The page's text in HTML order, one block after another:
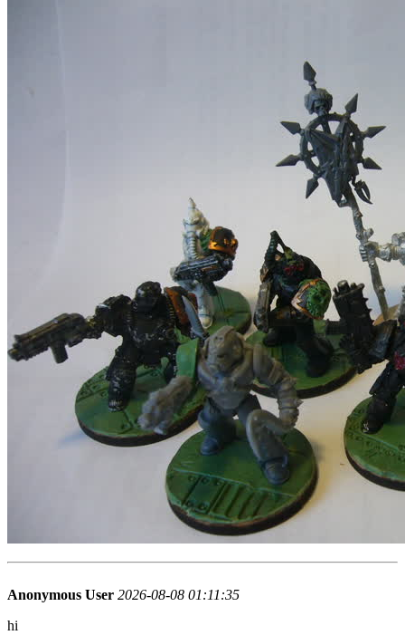
Anonymous User 2026-08-08 01:11:35
hi